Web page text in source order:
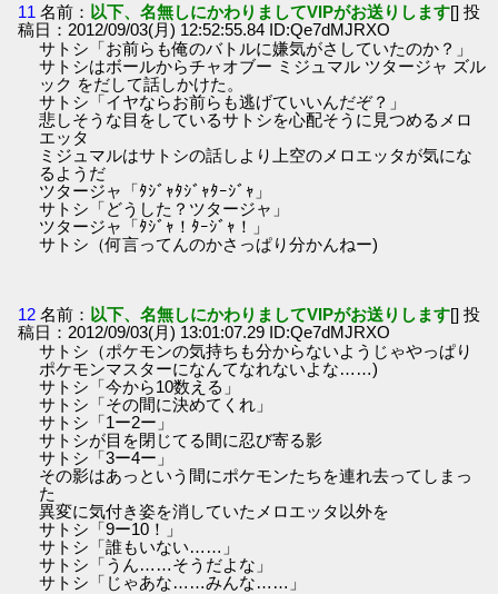
11 名前： 以下、名無しにかわりましてVIPがお送りします[] 投
稿日：2012/09/03(月) 12:52:55.84 ID:Qe7dMJRXO
サトシ「お前らも俺のバトルに嫌気がさしていたのか？」
サトシはボールからチャオブー ミジュマル ツタージャ ズル
ック をだして話しかけた。
サトシ「イヤならお前らも逃げていいんだぞ？」
悲しそうな目をしているサトシを心配そうに見つめるメロ
エッタ
ミジュマルはサトシの話しより上空のメロエッタが気にな
るようだ
ツタージャ「ﾀｼﾞｬﾀｼﾞｬﾀｰｼﾞｬ」
サトシ「どうした？ツタージャ」
ツタージャ「ﾀｼﾞｬ！ﾀｰｼﾞｬ！」
サトシ（何言ってんのかさっぱり分かんねー)
12 名前： 以下、名無しにかわりましてVIPがお送りします[] 投
稿日：2012/09/03(月) 13:01:07.29 ID:Qe7dMJRXO
サトシ（ポケモンの気持ちも分からないようじゃやっぱり
ポケモンマスターになんてなれないよな……)
サトシ「今から10数える」
サトシ「その間に決めてくれ」
サトシ「1ー2ー」
サトシが目を閉じてる間に忍び寄る影
サトシ「3ー4ー」
その影はあっという間にポケモンたちを連れ去ってしまっ
た
異変に気付き姿を消していたメロエッタ以外を
サトシ「9ー10！」
サトシ「誰もいない……」
サトシ「うん……そうだよな」
サトシ「じゃあな……みんな……」